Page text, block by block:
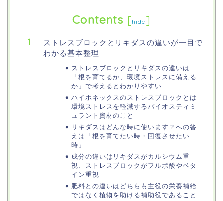
Contents [hide ]
ストレスブロックとリキダスの違いが一目で
わかる基本整理
ストレスブロックとリキダスの違いは
「根を育てるか、環境ストレスに備える
か」で考えるとわかりやすい
ハイポネックスのストレスブロックとは
環境ストレスを軽減するバイオスティミ
ュラント資材のこと
リキダスはどんな時に使います？への答
えは「根を育てたい時・回復させたい
時」
成分の違いはリキダスがカルシウム重
視、ストレスブロックがフルボ酸やベタ
イン重視
肥料との違いはどちらも主役の栄養補給
ではなく植物を助ける補助役であること